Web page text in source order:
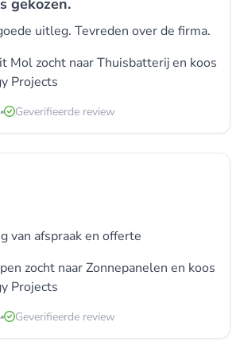
gekozen.
uitleg. Tevreden over de firma.
Mol zocht naar Thuisbatterij en koos
Projects
Geverifieerde review
van afspraak en offerte
zocht naar Zonnepanelen en koos
Projects
Geverifieerde review